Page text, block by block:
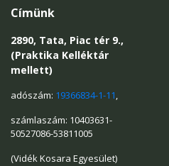
Címünk
2890, Tata, Piac tér 9.,
(Praktika Kelléktár
mellett)
adószám: 19366834-1-11,
számlaszám: 10403631-
50527086-53811005
(Vidék Kosara Egyesület)